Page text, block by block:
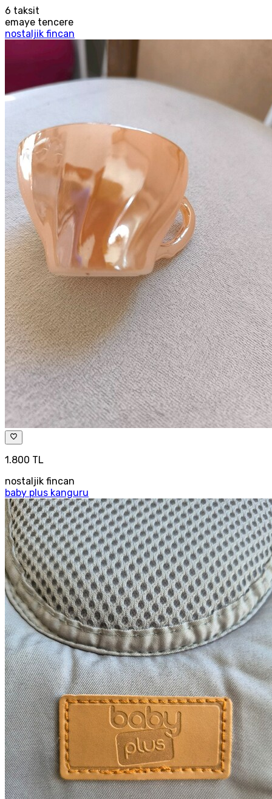
6 taksit
emaye tencere
nostaljik fincan
1.800 TL
nostaljik fincan
baby plus kanguru